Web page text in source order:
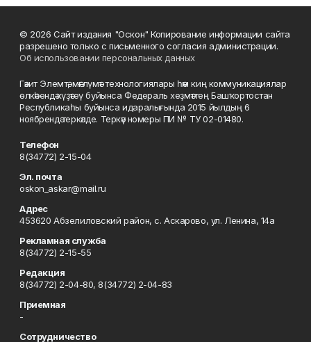
© 2026 Сайт издания "Оскон" Копирование информации сайта
разрешено только с письменного согласия администрации.
Об использовании персональных данных
Гәзит Элемтә, мәғлүмәт технологиялары һәм киң коммуникациялар
өлкәһендә күҙәтеү буйынса Федераль хеҙмәттең Башҡортостан
Республикаһы буйынса идаралығында 2015 йылдың 6
ноябрендә теркәлде. Теркәү номеры ПИ № ТУ 02-01480.
Телефон
8(34772) 2-15-04
Эл. почта
oskon_askar@mail.ru
Адрес
453620 Абзелиловский район, с. Аскарово, ул. Ленина, 14а
Рекламная служба
8(34772) 2-15-55
Редакция
8(34772) 2-04-80, 8(34772) 2-04-83
Приемная
-
Сотрудничество